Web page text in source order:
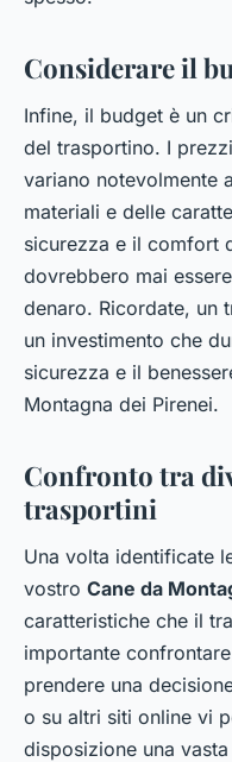
Considerare il
Infine, il budget è un
del trasportino. I
variano notevolmente
materiali e delle
sicurezza e il comfort
dovrebbero mai
denaro. Ricordate, un
un investimento che
sicurezza e il
Montagna dei Pirenei.
Confronto tra
trasportini
Una volta identificate
vostro Cane da
caratteristiche che il
importante
prendere una
o su altri siti online vi
disposizione una